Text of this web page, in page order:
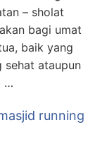
– sholat
bagi umat
baik yang
sehat ataupun
…
running